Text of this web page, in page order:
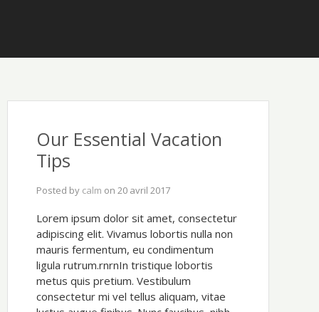
Our Essential Vacation
Tips
Posted by calm on 20 avril 2017
Lorem ipsum dolor sit amet, consectetur
adipiscing elit. Vivamus lobortis nulla non
mauris fermentum, eu condimentum
ligula rutrum.rnrnIn tristique lobortis
metus quis pretium. Vestibulum
consectetur mi vel tellus aliquam, vitae